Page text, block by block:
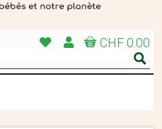
CHF 0.00